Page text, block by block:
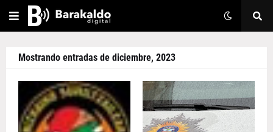
Mostrando entradas de diciembre, 2023